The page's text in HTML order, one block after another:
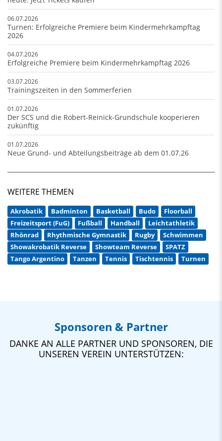
06.07.2026
Turnen: Erfolgreiche Premiere beim Kindermehrkampftag
2026
04.07.2026
Erfolgreiche Premiere beim Kindermehrkampftag 2026
03.07.2026
Trainingszeiten in den Sommerferien
01.07.2026
Der SCS und die Robert-Reinick-Grundschule kooperieren
zukünftig
01.07.2026
Neue Grund- und Abteilungsbeiträge ab dem 01.07.26
WEITERE THEMEN
Akrobatik Badminton Basketball Budo
Floorball
Freizeitsport (FuG)
Fußball Handball
Leichtathletik
Rhönrad
Rhythmische Gymnastik Rugby
Schwimmen
Showakrobatik Reverse
Showteam Reverse
SPATZ
Tango Argentino
Tanzen Tennis Tischtennis Turnen
Sponsoren & Partner
DANKE AN ALLE PARTNER UND SPONSOREN, DIE
UNSEREN VEREIN UNTERSTÜTZEN: